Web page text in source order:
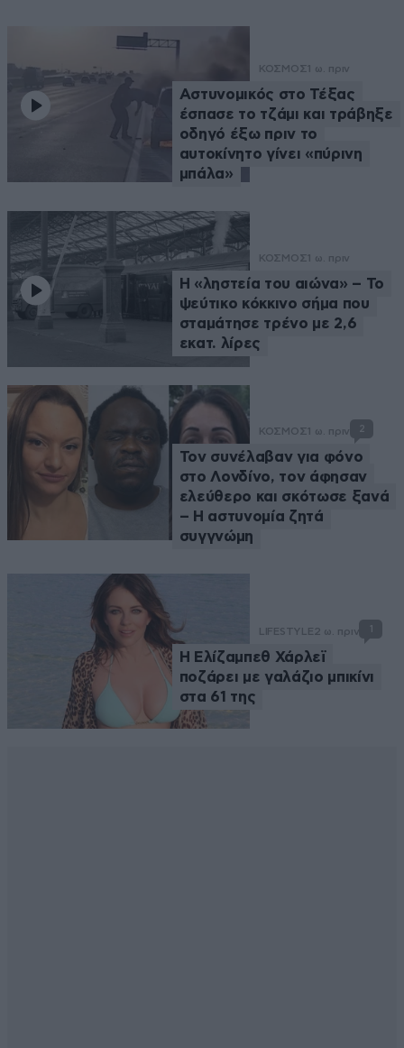
ΚΟΣΜΟΣ 1 ω. πριν
Αστυνομικός στο Τέξας
έσπασε το τζάμι και τράβηξε
οδηγό έξω πριν το
αυτοκίνητο γίνει «πύρινη
μπάλα»
ΚΟΣΜΟΣ 1 ω. πριν
Η «ληστεία του αιώνα» – Το
ψεύτικο κόκκινο σήμα που
σταμάτησε τρένο με 2,6
εκατ. λίρες
ΚΟΣΜΟΣ 1 ω. πριν 2
Τον συνέλαβαν για φόνο
στο Λονδίνο, τον άφησαν
ελεύθερο και σκότωσε ξανά
– Η αστυνομία ζητά
συγγνώμη
LIFESTYLE2 ω. πριν
Η Ελίζαμπεθ Χάρλεϊ
ποζάρει με γαλάζιο μπικίνι
στα 61 της